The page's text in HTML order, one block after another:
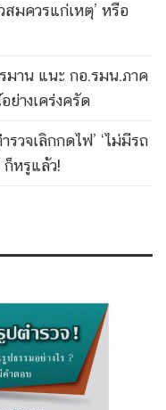
มควรแก่เหตุ’ หรือ
มาน แนะ กอ.รมน.ภาค
างเคร่งครัด
รวจเลิกกดไฟ’ ‘ไม่มีรถ
ก็หรูแล้ว!